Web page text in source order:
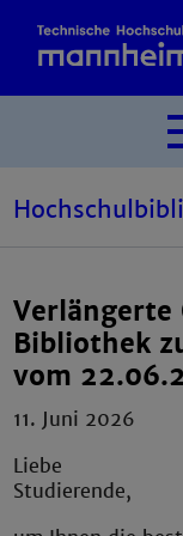
Verlängerte
Bibliothek
vom
11. Juni 2026
Liebe
Studierende,